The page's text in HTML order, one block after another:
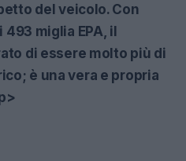
del veicolo. Con
493 miglia EPA , il
di essere molto più di
è una vera e propria